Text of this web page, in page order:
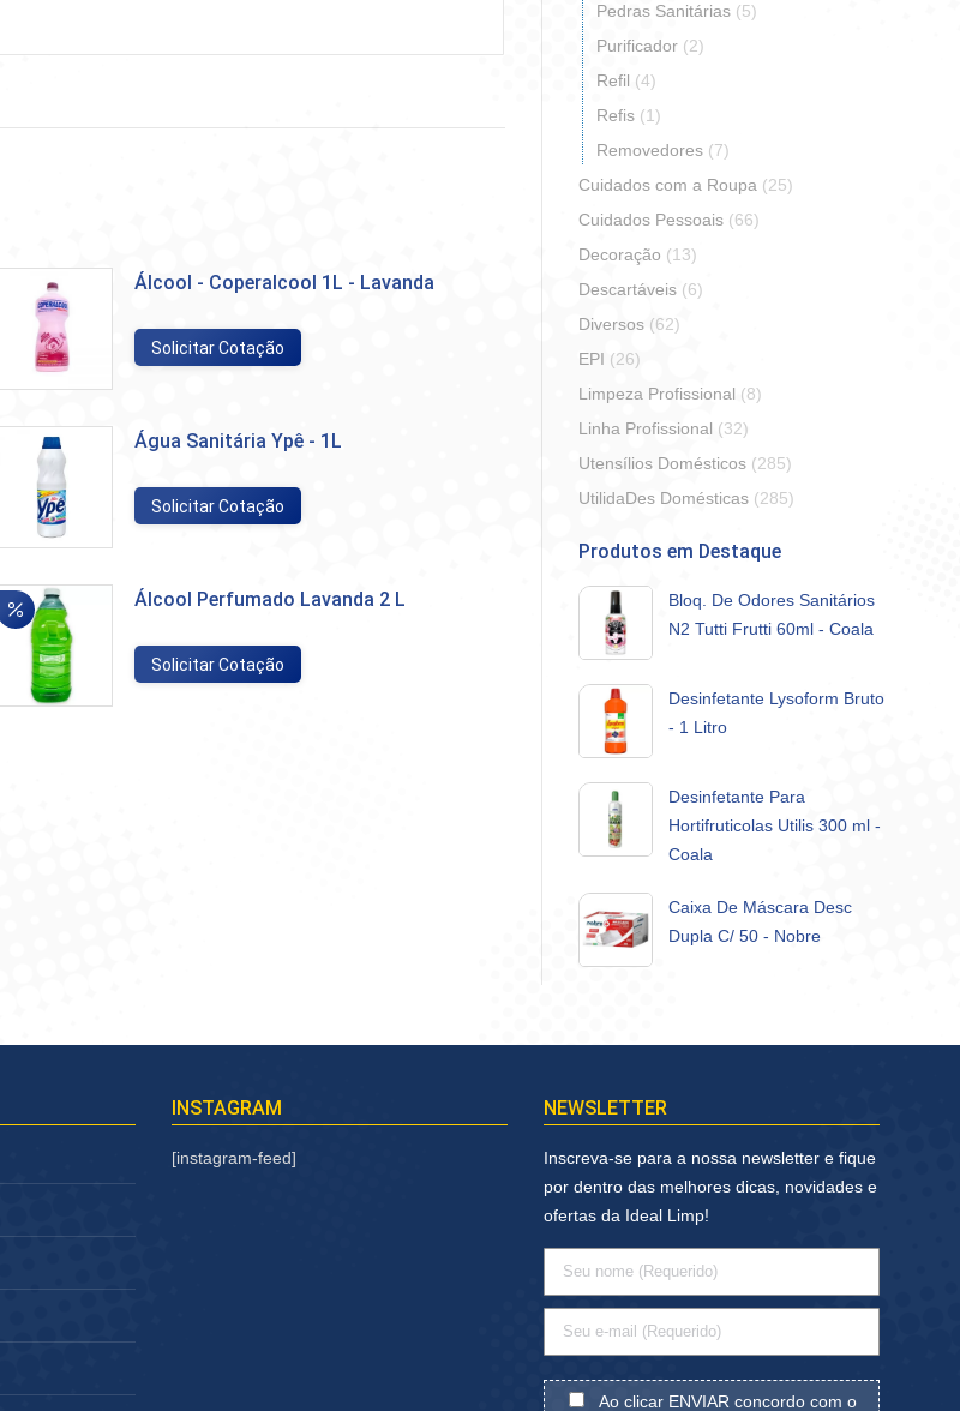
Álcool - Coperalcool 1L - Lavanda
Solicitar Cotação
Água Sanitária Ypê - 1L
Solicitar Cotação
Álcool Perfumado Lavanda 2 L
Solicitar Cotação
Pedras Sanitárias (5)
Purificador (2)
Refil (4)
Refis (1)
Removedores (7)
Cuidados com a Roupa (25)
Cuidados Pessoais (66)
Decoração (13)
Descartáveis (6)
Diversos (62)
EPI (26)
Limpeza Profissional (8)
Linha Profissional (32)
Utensílios Domésticos (285)
UtilidaDes Domésticas (285)
Produtos em Destaque
Bloq. De Odores Sanitários
N2 Tutti Frutti 60ml - Coala
Desinfetante Lysoform Bruto
- 1 Litro
Desinfetante Para
Hortifruticolas Utilis 300 ml -
Coala
Caixa De Máscara Desc
Dupla C/ 50 - Nobre
INSTAGRAM
[instagram-feed]
NEWSLETTER
Inscreva-se para a nossa newsletter e fique
por dentro das melhores dicas, novidades e
ofertas da Ideal Limp!
Ao clicar ENVIAR concordo com o